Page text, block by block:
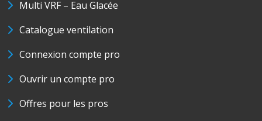
Multi VRF – Eau Glacée
Catalogue ventilation
Connexion compte pro
Ouvrir un compte pro
Offres pour les pros